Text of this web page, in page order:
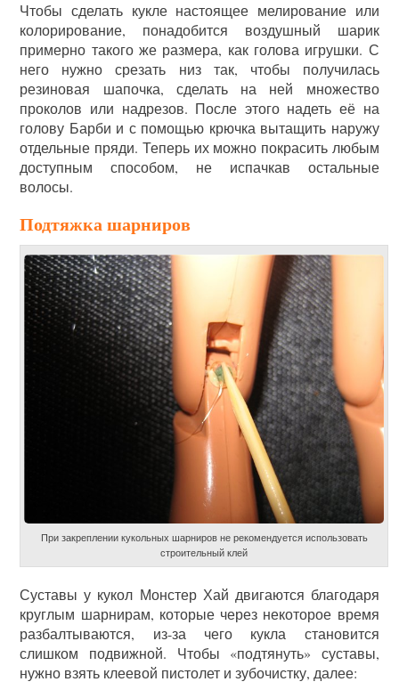
Чтобы сделать кукле настоящее мелирование или
колорирование, понадобится воздушный шарик
примерно такого же размера, как голова игрушки. С
него нужно срезать низ так, чтобы получилась
резиновая шапочка, сделать на ней множество
проколов или надрезов. После этого надеть её на
голову Барби и с помощью крючка вытащить наружу
отдельные пряди. Теперь их можно покрасить любым
доступным способом, не испачкав остальные
волосы.
Подтяжка шарниров
При закреплении кукольных шарниров не рекомендуется использовать
строительный клей
Суставы у кукол Монстер Хай двигаются благодаря
круглым шарнирам, которые через некоторое время
разбалтываются, из-за чего кукла становится
слишком подвижной. Чтобы «подтянуть» суставы,
нужно взять клеевой пистолет и зубочистку, далее: